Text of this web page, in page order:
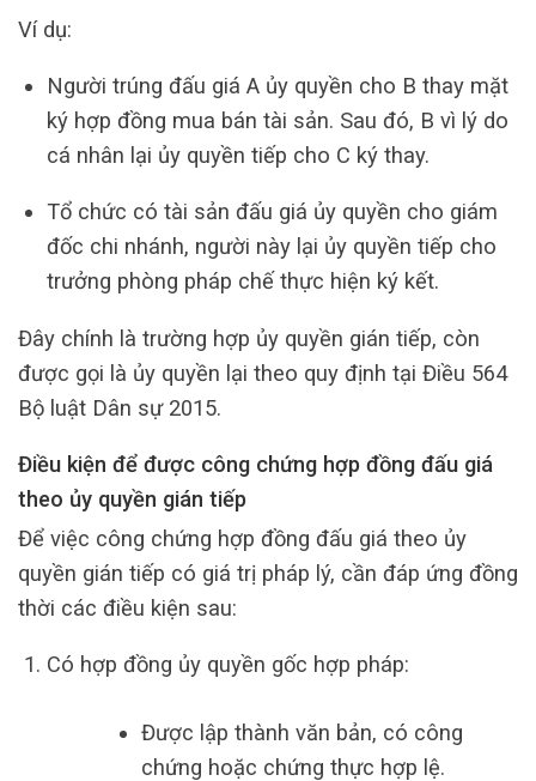
Ví dụ:
Người trúng đấu giá A ủy quyền cho B thay mặt
ký hợp đồng mua bán tài sản. Sau đó, B vì lý do
cá nhân lại ủy quyền tiếp cho C ký thay.
Tổ chức có tài sản đấu giá ủy quyền cho giám
đốc chi nhánh, người này lại ủy quyền tiếp cho
trưởng phòng pháp chế thực hiện ký kết.
Đây chính là trường hợp ủy quyền gián tiếp, còn
được gọi là ủy quyền lại theo quy định tại Điều 564
Bộ luật Dân sự 2015.
Điều kiện để được công chứng hợp đồng đấu giá
theo ủy quyền gián tiếp
Để việc công chứng hợp đồng đấu giá theo ủy
quyền gián tiếp có giá trị pháp lý, cần đáp ứng đồng
thời các điều kiện sau:
Có hợp đồng ủy quyền gốc hợp pháp:
Được lập thành văn bản, có công
chứng hoặc chứng thực hợp lệ.